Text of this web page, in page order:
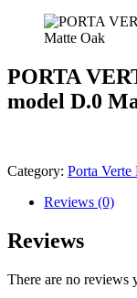
PORTA
model D.0
Category: Porta
Reviews (0)
Reviews
There are no reviews